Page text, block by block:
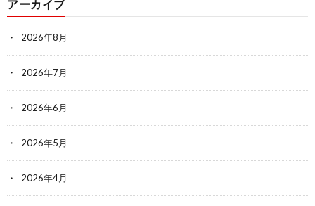
アーカイブ
2026年8月
2026年7月
2026年6月
2026年5月
2026年4月